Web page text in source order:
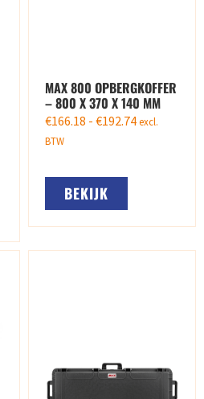
MAX 800 OPBERGKOFFER
– 800 X 370 X 140 MM
€166.18 - €192.74excl.
BTW
BEKIJK